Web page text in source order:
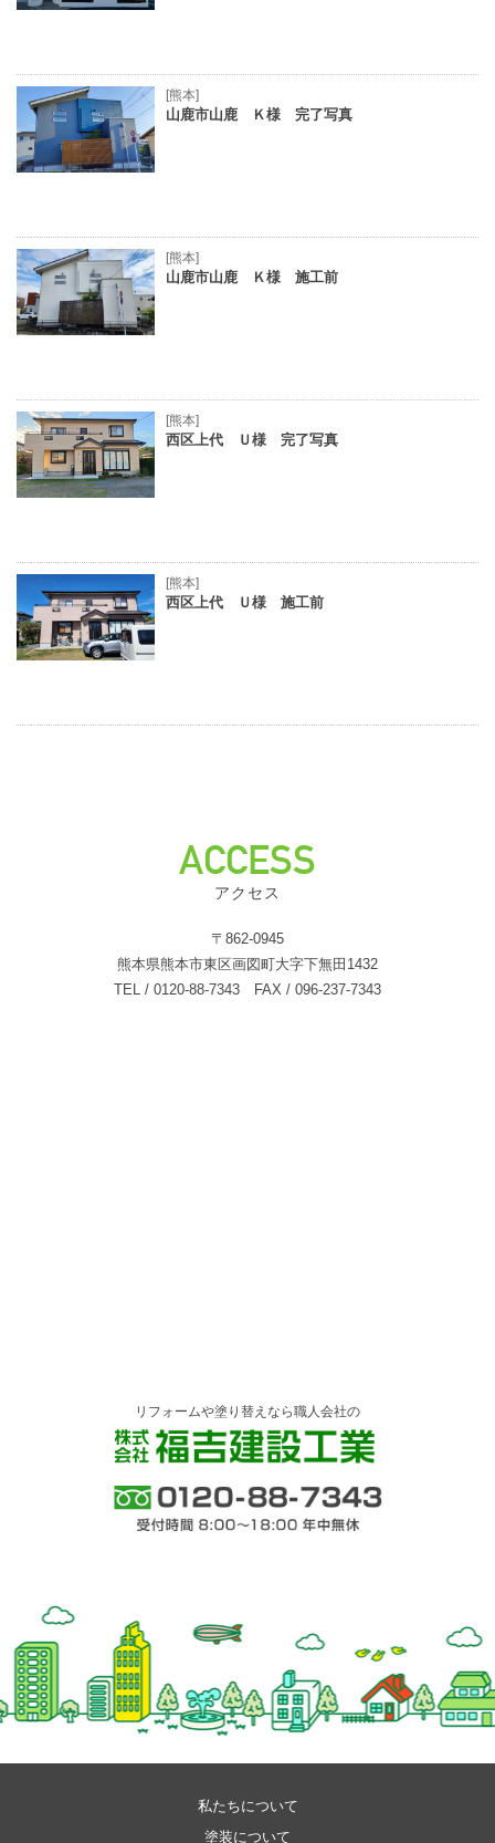
[熊本]
山鹿市山鹿 Ｋ様 完了写真
[熊本]
山鹿市山鹿 Ｋ様 施工前
[熊本]
西区上代 Ｕ様 完了写真
[熊本]
西区上代 Ｕ様 施工前
ACCESS
アクセス
〒862-0945
熊本県熊本市東区画図町大字下無田1432
TEL / 0120-88-7343 FAX / 096-237-7343
リフォームや塗り替えなら職人会社の
私たちについて
塗装について